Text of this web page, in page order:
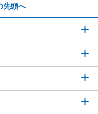
先頭へ